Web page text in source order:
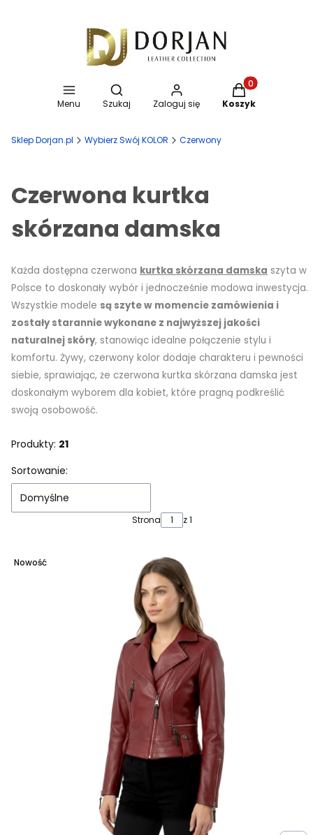
Menu
Otwórz wyszukiwarkę
Szukaj Zaloguj się
Produkty w
Koszyk
Sklep Dorjan.pl Wybierz Swój KOLOR Czerwony
Czerwona kurtka
skórzana damska
Każda dostępna czerwona kurtka skórzana damska szyta w
Polsce to doskonały wybór i jednocześnie modowa inwestycja.
Wszystkie modele są szyte w momencie zamówienia i
zostały starannie wykonane z najwyższej jakości
naturalnej skóry, stanowiąc idealne połączenie stylu i
komfortu. Żywy, czerwony kolor dodaje charakteru i pewności
siebie, sprawiając, że czerwona kurtka skórzana damska jest
doskonałym wyborem dla kobiet, które pragną podkreślić
swoją osobowość.
Produkty: 21
Lista produktów
Sortowanie:
Domyślne
Strona z 1
Nowość